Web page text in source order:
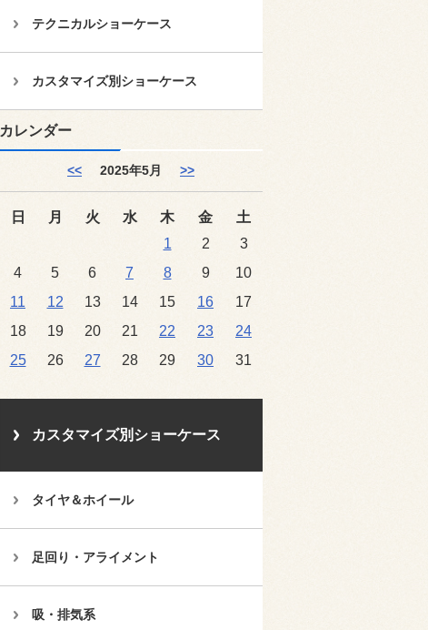
テクニカルショーケース
カスタマイズ別ショーケース
カレンダー
<< 2025年5月 >>
日 月 火 水 木 金
土
1
2
3
4
5 6 7 8 9
10
11
12 13 14 15 16
17
18
19 20 21 22 23
24
25
26 27 28 29 30 31
カスタマイズ別ショーケース
タイヤ＆ホイール
足回り・アライメント
吸・排気系